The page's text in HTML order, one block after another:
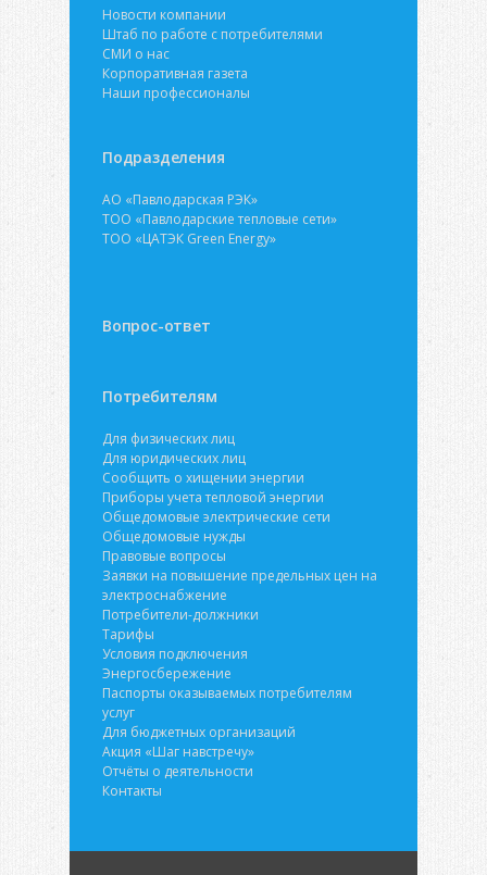
Новости компании
Штаб по работе с потребителями
СМИ о нас
Корпоративная газета
Наши профессионалы
Подразделения
АО «Павлодарская РЭК»
ТОО «Павлодарские тепловые сети»
ТОО «ЦАТЭК Green Energy»
Вопрос-ответ
Потребителям
Для физических лиц
Для юридических лиц
Сообщить о хищении энергии
Приборы учета тепловой энергии
Общедомовые электрические сети
Общедомовые нужды
Правовые вопросы
Заявки на повышение предельных цен на
электроснабжение
Потребители-должники
Тарифы
Условия подключения
Энергосбережение
Паспорты оказываемых потребителям
услуг
Для бюджетных организаций
Акция «Шаг навстречу»
Отчёты о деятельности
Контакты